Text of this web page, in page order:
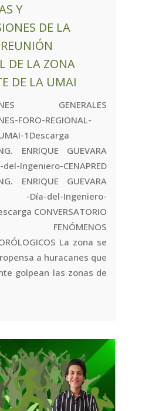
Y
DE LA
DE LA ZONA
DE LA UMAI
GENERALES
FORO-REGIONAL-
1Descarga
ENRIQUE GUEVARA
Ingeniero-CENAPRED
ENRIQUE GUEVARA
del-Ingeniero-
CONVERSATORIO
La zona se
a huracanes que
golpean las zonas de